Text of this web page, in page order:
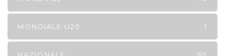
MONDIALE U20 1